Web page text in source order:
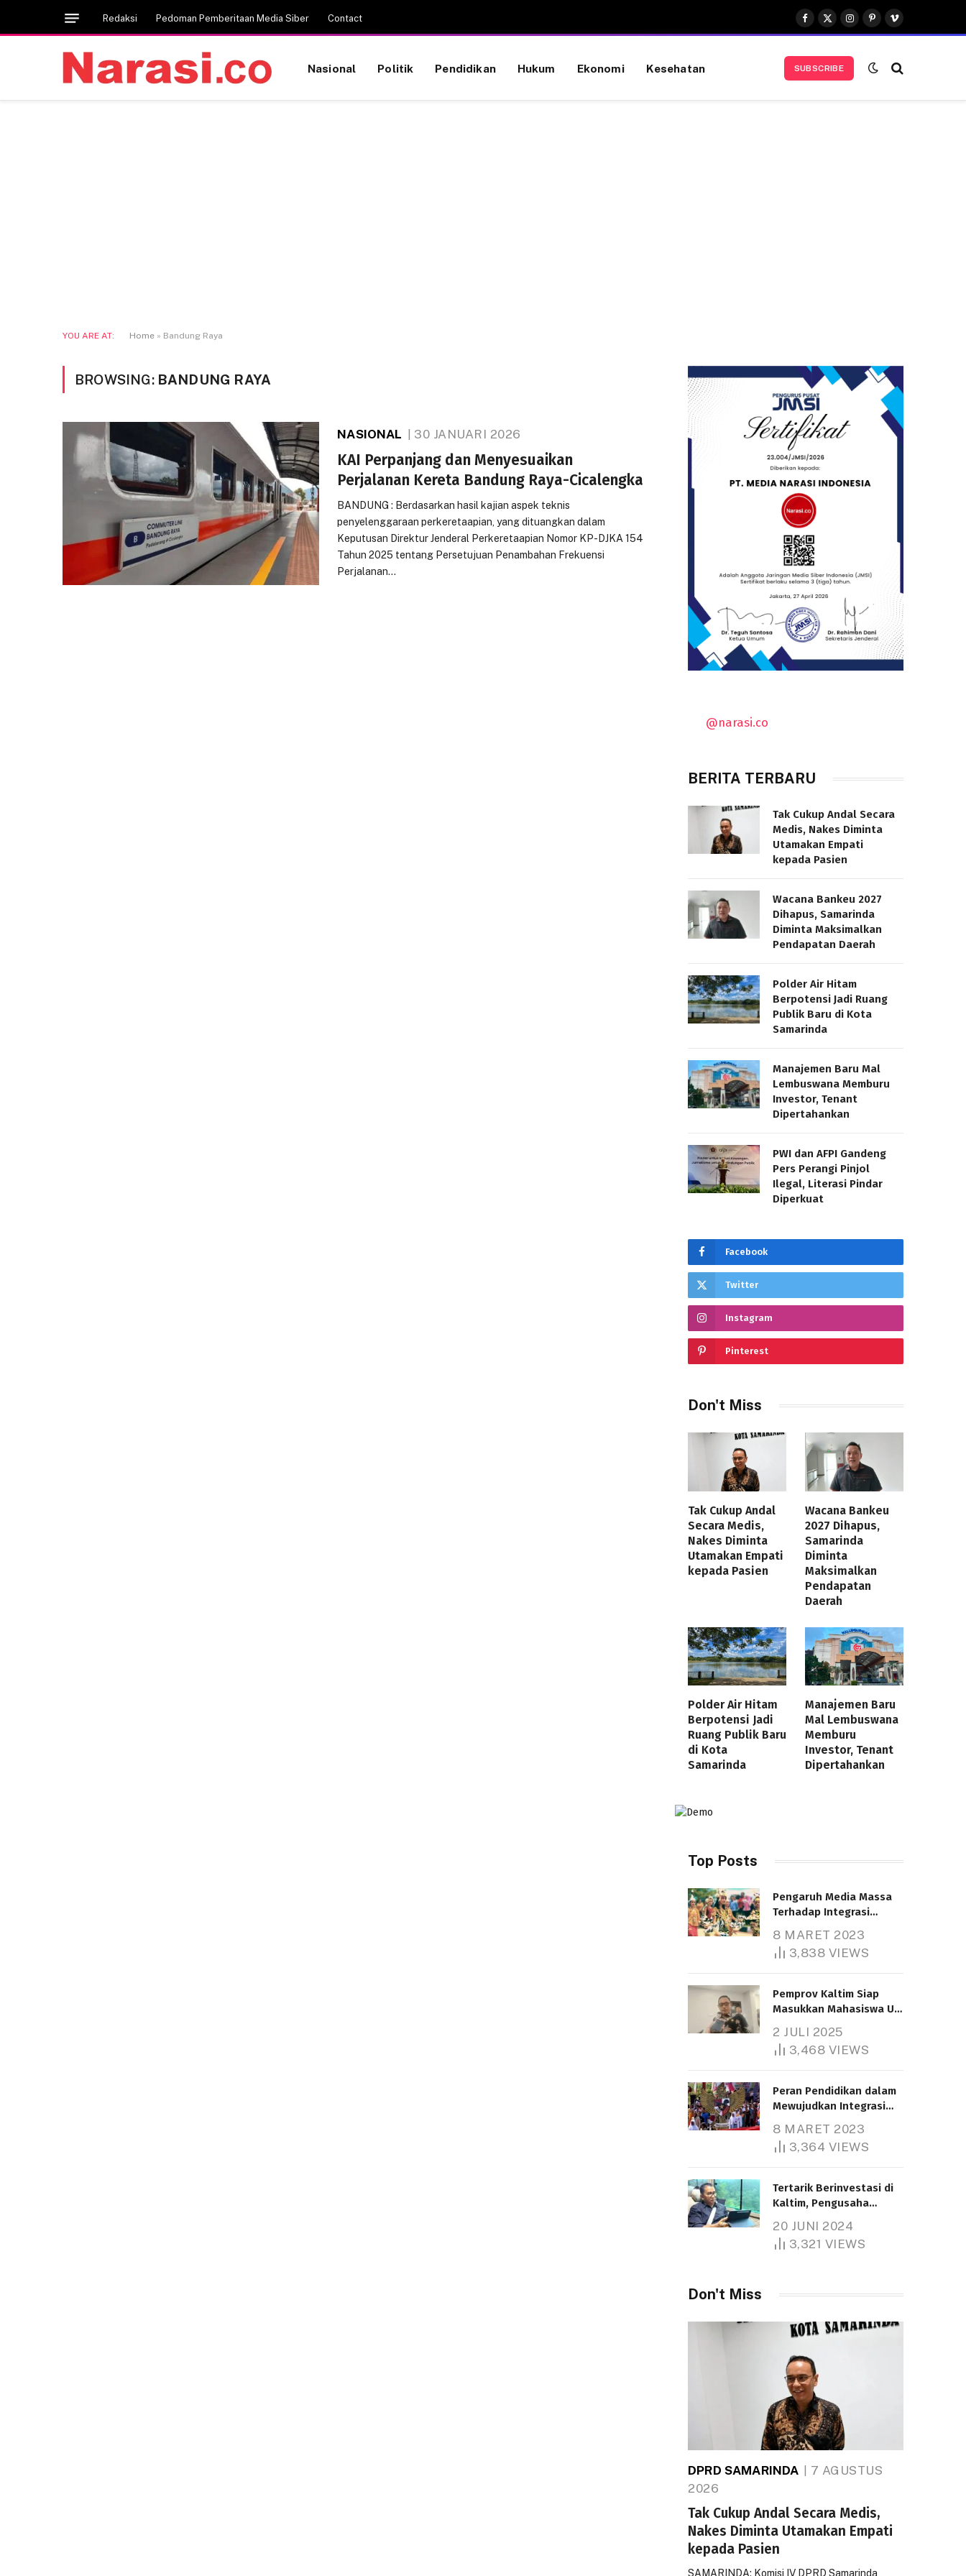
Redaksi Pedoman Pemberitaan Media Siber Contact
Facebook
X
(Twitter)
Instagram
Pinterest
Vimeo
Nasional Politik Pendidikan Hukum Ekonomi Kesehatan SUBSCRIBE
YOU ARE AT: Home » Bandung Raya
BROWSING: BANDUNG RAYA
NASIONAL 30 JANUARI 2026
KAI Perpanjang dan Menyesuaikan
Perjalanan Kereta Bandung Raya-Cicalengka
BANDUNG : Berdasarkan hasil kajian aspek teknis
penyelenggaraan perkeretaapian, yang dituangkan dalam
Keputusan Direktur Jenderal Perkeretaapian Nomor KP-DJKA 154
Tahun 2025 tentang Persetujuan Penambahan Frekuensi
Perjalanan…
@narasi.co
BERITA TERBARU
Tak Cukup Andal Secara
Medis, Nakes Diminta
Utamakan Empati
kepada Pasien
Wacana Bankeu 2027
Dihapus, Samarinda
Diminta Maksimalkan
Pendapatan Daerah
Polder Air Hitam
Berpotensi Jadi Ruang
Publik Baru di Kota
Samarinda
Manajemen Baru Mal
Lembuswana Memburu
Investor, Tenant
Dipertahankan
PWI dan AFPI Gandeng
Pers Perangi Pinjol
Ilegal, Literasi Pindar
Diperkuat
Facebook
Twitter
Instagram
Pinterest
Don't Miss
Tak Cukup Andal
Secara Medis,
Nakes Diminta
Utamakan Empati
kepada Pasien
Wacana Bankeu
2027 Dihapus,
Samarinda
Diminta
Maksimalkan
Pendapatan
Daerah
Polder Air Hitam
Berpotensi Jadi
Ruang Publik Baru
di Kota
Samarinda
Manajemen Baru
Mal Lembuswana
Memburu
Investor, Tenant
Dipertahankan
Top Posts
Pengaruh Media Massa
Terhadap Integrasi
8 MARET 2023
3,838 VIEWS
Pemprov Kaltim Siap
Masukkan Mahasiswa UT
Bantuan Pendidikan
Gratispol
2 JULI 2025
3,468 VIEWS
Peran Pendidikan dalam
Mewujudkan Integrasi
8 MARET 2023
3,364 VIEWS
Tertarik Berinvestasi di
Kaltim, Pengusaha
1.000 Hektare
20 JUNI 2024
3,321 VIEWS
Don't Miss
DPRD SAMARINDA
7 AGUSTUS
2026
Tak Cukup Andal Secara Medis,
Nakes Diminta Utamakan Empati
kepada Pasien
SAMARINDA: Komisi IV DPRD Samarinda